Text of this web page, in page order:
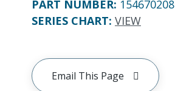
PART NUMBER: 154670208
SERIES CHART: VIEW
Email This Page